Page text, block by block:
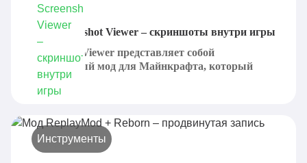
Мод Screenshot Viewer – скриншоты внутри игры
Screenshot Viewer представляет собой
специальный мод для Майнкрафта, который
призван...
Инструменты